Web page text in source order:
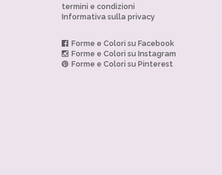
termini e condizioni
Informativa sulla privacy
Forme e Colori su Facebook
Forme e Colori su Instagram
Forme e Colori su Pinterest